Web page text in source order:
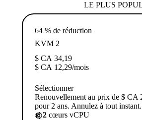
LE PLUS
64 % de réduction
KVM 2
$ CA 34,19
$ CA 12,29/mois
Sélectionner
Renouvellement au prix de $ CA
pour 2 ans. Annulez à tout instant.
2 cœurs vCPU